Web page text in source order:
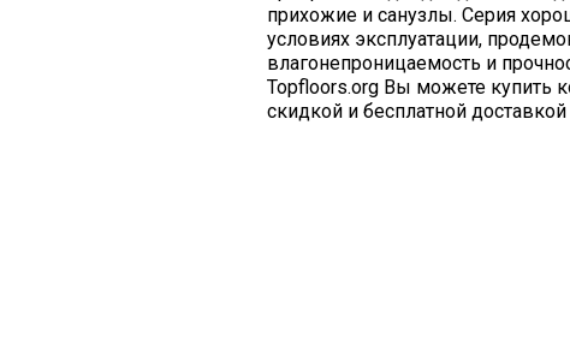
прихожие и санузлы. Серия
условиях эксплуатации,
влагонепроницаемость и
Topfloors.org Вы можете купить
скидкой и бесплатной